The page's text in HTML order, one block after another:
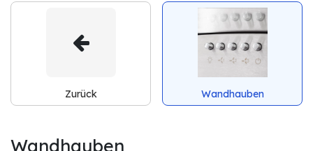
Zurück Wandhauben
Wandhauben